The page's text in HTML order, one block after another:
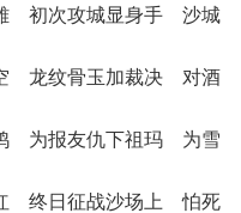
初次攻城显身手 沙城
龙纹骨玉加裁决 对酒
为报友仇下祖玛 为雪
终日征战沙场上 怕死